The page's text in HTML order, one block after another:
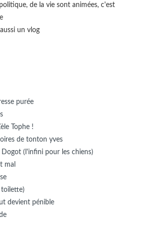
de la vie sont animées, c'est
un vlog
purée
Tophe !
de tonton yves
(l'infini pour les chiens)
mal
devient pénible